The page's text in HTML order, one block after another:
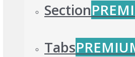
Section
Tabs